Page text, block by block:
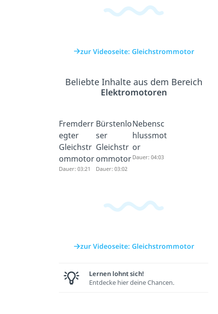
zur Videoseite: Gleichstrommotor
Beliebte Inhalte aus dem Bereich
Elektromotoren
Fremderr
egter
Gleichstr
ommotor
Dauer: 03:21
Bürstenlo
ser
Gleichstr
ommotor
Dauer: 03:02
Nebensc
hlussmot
or
Dauer: 04:03
zur Videoseite: Gleichstrommotor
Lernen lohnt sich!
Entdecke hier deine Chancen.